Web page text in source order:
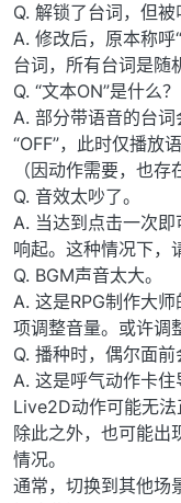
Q. 解锁了台词，但被
A. 修改后，原本称呼
台词，所有台词是随
Q. “文本ON”是什么？
A. 部分带语音的台
“OFF”，此时仅播放
（因动作需要，也存
Q. 音效太吵了。
A. 当达到点击一次
响起。这种情况下，
Q. BGM声音太大。
A. 这是RPG制作大
项调整音量。或许调
Q. 播种时，偶尔面前
A. 这是呼气动作卡住
Live2D动作可能无法
除此之外，也可能出
情况。
通常，切换到其他场